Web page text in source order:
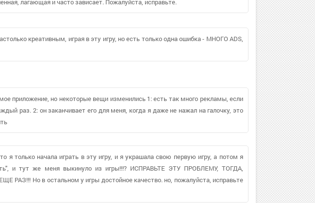
лагающая и часто зависает. Пожалуйста, исправьте.
креативным, играя в эту игру, но есть только одна ошибка - МНОГО ADS,
приложение, но некоторые вещи изменились 1: есть так много рекламы, если
раз. 2: он заканчивает его для меня, когда я даже не нажал на галочку, это
я только начала играть в эту игру, и я украшала свою первую игру, а потом я
и тут же меня выкинуло из игры!!!? ИСПРАВЬТЕ ЭТУ ПРОБЛЕМУ, ТОГДА,
Но в остальном у игры достойное качество. но, пожалуйста, исправьте